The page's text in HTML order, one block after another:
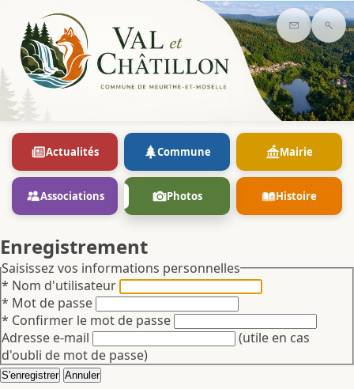
Contact
Actualités Commune Mairie
Associations Photos Histoire
Enregistrement
Saisissez vos informations personnelles
* Nom d'utilisateur
* Mot de passe
* Confirmer le mot de passe
Adresse e-mail
d'oubli de mot de passe)